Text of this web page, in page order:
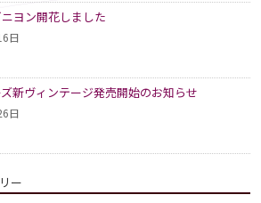
ヨン開花しました
日
新ヴィンテージ発売開始のお知らせ
日
ー